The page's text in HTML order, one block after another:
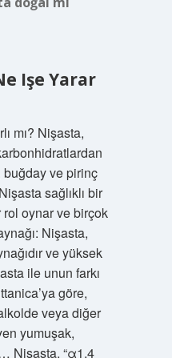
Işe Yarar
mı? Nişasta,
buğday ve pirinç
sağlıklı bir
oynar ve birçok
Nişasta,
ve yüksek
ile unun farkı
göre,
veya diğer
yumuşak,
Nişasta, “α1,4